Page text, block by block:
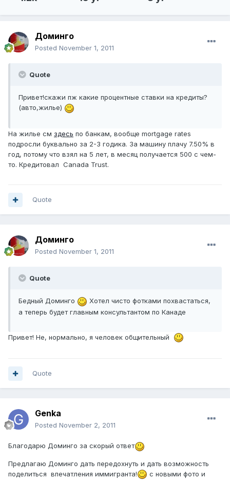
Доминго
Posted November 1, 2011
Quote
Привет!скажи пж какие процентные ставки на кредиты?
(авто,жилье)
На жилье см здесь по банкам, вообще mortgage rates
подросли буквально за 2-3 годика. За машину плачу 7.50% в
год, потому что взял на 5 лет, в месяц получается 500 с чем-
то. Кредитовал Canada Trust.
Quote
Доминго
Posted November 1, 2011
Quote
Бедный Доминго
Хотел чисто фотками похвастаться,
а теперь будет главным консультантом по Канаде
Привет! Не, нормально, я человек общительный
Quote
Genka
Posted November 2, 2011
Благодарю Доминго за скорый ответ
Предлагаю Доминго дать передохнуть и дать возможность
поделиться впечатления иммигранта!
с новыми фото и